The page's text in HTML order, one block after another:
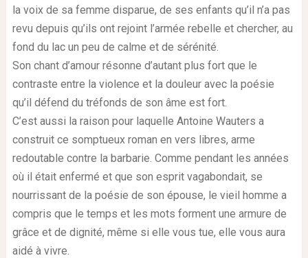
la voix de sa femme disparue, de ses enfants qu’il n’a pas
revu depuis qu’ils ont rejoint l’armée rebelle et chercher, au
fond du lac un peu de calme et de sérénité.
Son chant d’amour résonne d’autant plus fort que le
contraste entre la violence et la douleur avec la poésie
qu’il défend du tréfonds de son âme est fort.
C’est aussi la raison pour laquelle Antoine Wauters a
construit ce somptueux roman en vers libres, arme
redoutable contre la barbarie. Comme pendant les années
où il était enfermé et que son esprit vagabondait, se
nourrissant de la poésie de son épouse, le vieil homme a
compris que le temps et les mots forment une armure de
grâce et de dignité, même si elle vous tue, elle vous aura
aidé à vivre.